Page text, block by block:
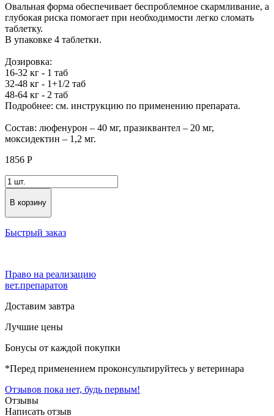
Овальная форма обеспечивает беспроблемное скармливание, а
глубокая риска помогает при необходимости легко сломать
таблетку.
В упаковке 4 таблетки.
Дозировка:
16-32 кг - 1 таб
32-48 кг - 1+1/2 таб
48-64 кг - 2 таб
Подробнее: см. инструкцию по применению препарата.
Состав: люфенурон – 40 мг, празиквантел – 20 мг,
моксидектин – 1,2 мг.
1856 Р
В корзину
Быстрый заказ
Право на реализацию
вет.препаратов
Доставим завтра
Лучшие цены
Бонусы от каждой покупки
*Перед применением проконсультируйтесь у ветеринара
Отзывов пока нет, будь первым!
Отзывы
Написать отзыв